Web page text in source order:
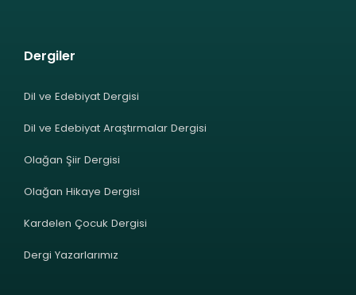
Dergiler
Dil ve Edebiyat Dergisi
Dil ve Edebiyat Araştırmalar Dergisi
Olağan Şiir Dergisi
Olağan Hikaye Dergisi
Kardelen Çocuk Dergisi
Dergi Yazarlarımız